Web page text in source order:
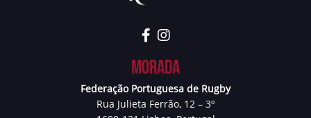
Morada
Federação Portuguesa de Rugby
Rua Julieta Ferrão, 12 – 3º